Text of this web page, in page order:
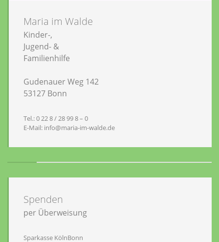
Maria im Walde
Kinder-,
Jugend- &
Familienhilfe
Gudenauer Weg 142
53127 Bonn
Tel.: 0 22 8 / 28 99 8 – 0
E-Mail: info@maria-im-walde.de
Spenden
per Überweisung
Sparkasse KölnBonn